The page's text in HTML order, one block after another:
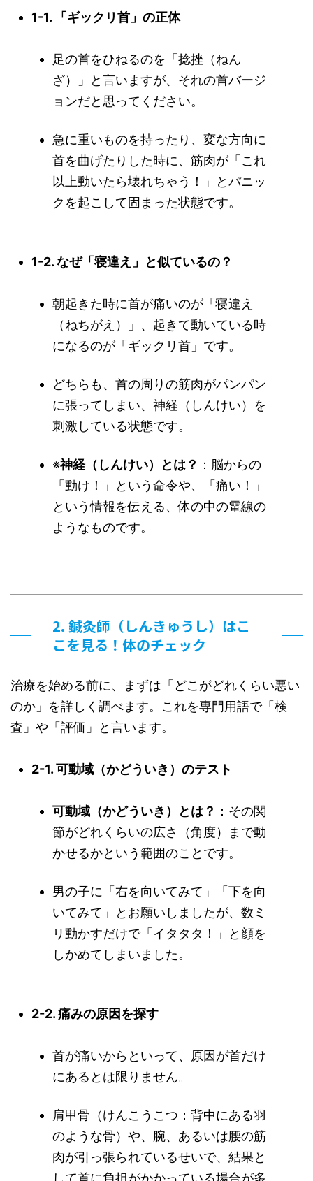
1-1. 「ギックリ首」の正体
足の首をひねるのを「捻挫（ねん
ざ）」と言いますが、それの首バージ
ョンだと思ってください。
急に重いものを持ったり、変な方向に
首を曲げたりした時に、筋肉が「これ
以上動いたら壊れちゃう！」とパニッ
クを起こして固まった状態です。
1-2. なぜ「寝違え」と似ているの？
朝起きた時に首が痛いのが「寝違え
（ねちがえ）」、起きて動いている時
になるのが「ギックリ首」です。
どちらも、首の周りの筋肉がパンパン
に張ってしまい、神経（しんけい）を
刺激している状態です。
※神経（しんけい）とは？ ：脳からの
「動け！」という命令や、「痛い！」
という情報を伝える、体の中の電線の
ようなものです。
2. 鍼灸師（しんきゅうし）はこ
こを見る！体のチェック
治療を始める前に、まずは「どこがどれくらい悪い
のか」を詳しく調べます。これを専門用語で「検
査」や「評価」と言います。
2-1. 可動域（かどういき）のテスト
可動域（かどういき）とは？ ：その関
節がどれくらいの広さ（角度）まで動
かせるかという範囲のことです。
男の子に「右を向いてみて」「下を向
いてみて」とお願いしましたが、数ミ
リ動かすだけで「イタタタ！」と顔を
しかめてしまいました。
2-2. 痛みの原因を探す
首が痛いからといって、原因が首だけ
にあるとは限りません。
肩甲骨（けんこうこつ：背中にある羽
のような骨）や、腕、あるいは腰の筋
肉が引っ張られているせいで、結果と
して首に負担がかかっている場合が多